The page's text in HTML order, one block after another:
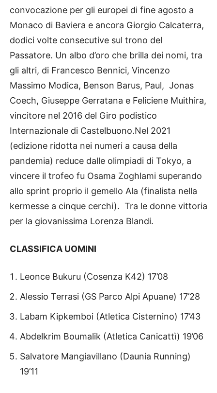
convocazione per gli europei di fine agosto a
Monaco di Baviera e ancora Giorgio Calcaterra,
dodici volte consecutive sul trono del
Passatore. Un albo d’oro che brilla dei nomi, tra
gli altri, di Francesco Bennici, Vincenzo
Massimo Modica, Benson Barus, Paul, Jonas
Coech, Giuseppe Gerratana e Feliciene Muithira,
vincitore nel 2016 del Giro podistico
Internazionale di Castelbuono.Nel 2021
(edizione ridotta nei numeri a causa della
pandemia) reduce dalle olimpiadi di Tokyo, a
vincere il trofeo fu Osama Zoghlami superando
allo sprint proprio il gemello Ala (finalista nella
kermesse a cinque cerchi). Tra le donne vittoria
per la giovanissima Lorenza Blandi.
CLASSIFICA UOMINI
Leonce Bukuru (Cosenza K42) 17’08
Alessio Terrasi (GS Parco Alpi Apuane) 17’28
Labam Kipkemboi (Atletica Cisternino) 17’43
Abdelkrim Boumalik (Atletica Canicattì) 19’06
Salvatore Mangiavillano (Daunia Running)
19’11